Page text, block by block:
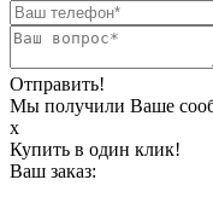
Отправить!
Мы получили Ваше
х
Купить в один клик!
Ваш заказ: